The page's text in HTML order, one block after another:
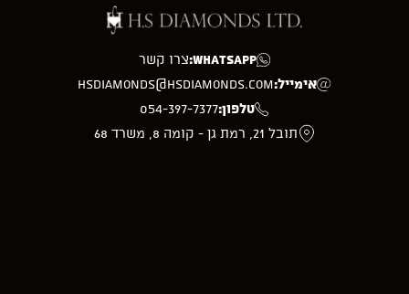
WhatsApp: צרו קשר
אימייל:hsdiamonds@hsdiamonds.com
טלפון:054-397-7377
תובל 21, רמת גן - קומה 8, משרד 68